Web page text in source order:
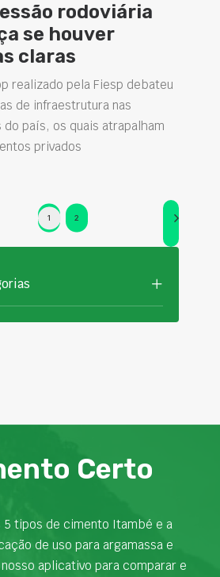
rodoviária
se houver
claras
realizado pela Fiesp debateu
de infraestrutura nas
do país, os quais atrapalham
privados
1 2
Certo
5 tipos de cimento Itambé e a
de uso para argamassa e
aplicativo para comparar e